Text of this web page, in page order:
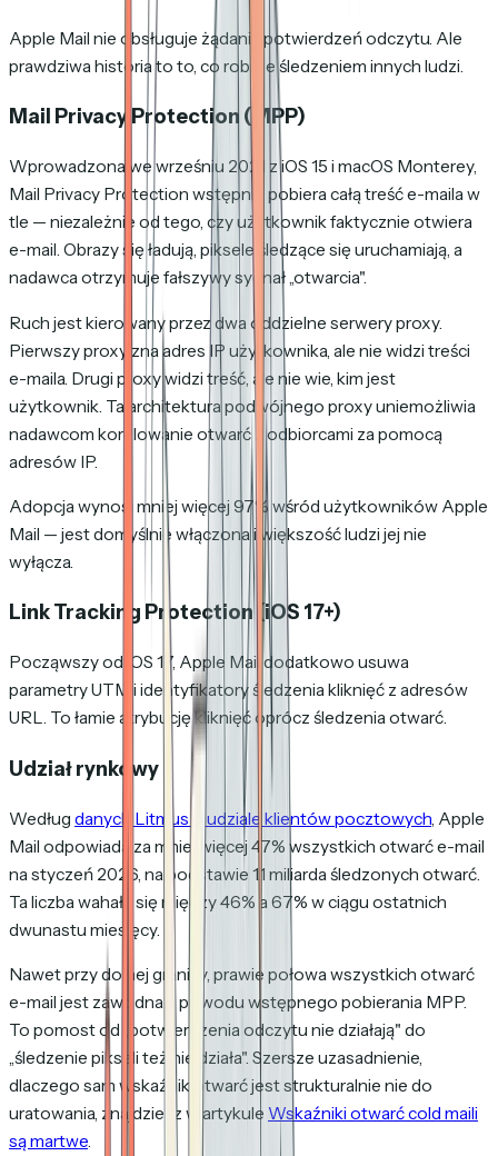
Apple Mail nie obsługuje żądania
potwierdzeń odczytu. Ale
prawdziwa historia to to, co robi ze śledzeniem innych ludzi
Mail Privacy Protection (MPP)
Wprowadzona we wrześniu 2021 z iOS 15 i macOS Monterey,
Mail Privacy Protection wstępnie pobiera całą treść e-maila w
tle — niezależnie od tego, czy użytkownik faktycznie otwiera
e-mail. Obrazy się ładują, piksele śledzące się uruchamiają, a
nadawca otrzymuje fałszywy sygnał „otwarcia".
Ruch jest kierowany przez dwa oddzielne serwery proxy.
Pierwszy proxy zna adres IP użytkownika, ale nie widzi treści
e-maila. Drugi proxy widzi treść, ale nie wie, kim jest
użytkownik. Ta architektura podwójnego proxy uniemożliwia
nadawcom korelowanie otwarć z odbiorcami za pomocą
adresów IP.
Adopcja wynosi mniej więcej 97% wśród użytkowników Apple
Mail — jest domyślnie włączona i większość ludzi jej nie
wyłącza.
Link Tracking Protection (iOS 17+)
Począwszy od iOS 17, Apple Mail dodatkowo usuwa
parametry UTM i identyfikatory śledzenia kliknięć z adresów
URL. To łamie atrybucję kliknięć oprócz śledzenia otwarć.
Udział rynkowy
Według danych Litmus o udziale klientów pocztowych , Apple
Mail odpowiada za mniej więcej 47% wszystkich otwarć e-mail
na styczeń 2026, na podstawie 1,1 miliarda śledzonych otwarć.
Ta liczba wahała się między 46% a 67% w ciągu ostatnich
dwunastu miesięcy.
Nawet przy dolnej granicy, prawie połowa wszystkich otwarć
e-mail jest zawodna z powodu wstępnego pobierania MPP.
To pomost od „potwierdzenia odczytu nie działają" do
„śledzenie pikseli też nie działa". Szersze uzasadnienie,
dlaczego sam wskaźnik otwarć jest strukturalnie nie do
uratowania, znajdziesz w artykule Wskaźniki otwarć cold maili
są martwe.